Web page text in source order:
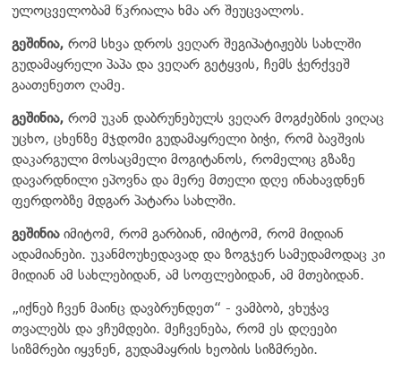
ულოცველობამ წკრიალა ხმა არ შეუცვალოს.
გეშინია, რომ სხვა დროს ვეღარ შეგიპატიჟებს სახლში
გუდამაყრელი პაპა და ვეღარ გეტყვის, ჩემს ჭერქვეშ
გაათენეთო ღამე.
გეშინია, რომ უკან დაბრუნებულს ვეღარ მოგძებნის ვიღაც
უცხო, ცხენზე მჯდომი გუდამაყრელი ბიჭი, რომ ბავშვის
დაკარგული მოსაცმელი მოგიტანოს, რომელიც გზაზე
დავარდნილი ეპოვნა და მერე მთელი დღე ინახავდნენ
ფერდობზე მდგარ პატარა სახლში.
გეშინიაიმიტომ, რომ გარბიან, იმიტომ, რომ მიდიან
ადამიანები. უკანმოუხედავად და ზოგჯერ სამუდამოდაც კი
მიდიან ამ სახლებიდან, ამ სოფლებიდან, ამ მთებიდან.
„იქნებ ჩვენ მაინც დავბრუნდეთ“ - ვამბობ, ვხუჭავ
თვალებს და ვჩუმდები. მეჩვენება, რომ ეს დღეები
სიზმრები იყვნენ, გუდამაყრის ხეობის სიზმრები.